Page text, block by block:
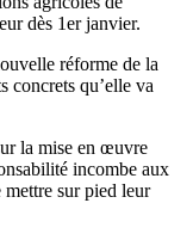
dès 1er janvier.
réforme de la
concrets qu’elle va
la mise en œuvre
incombe aux
mettre sur pied leur